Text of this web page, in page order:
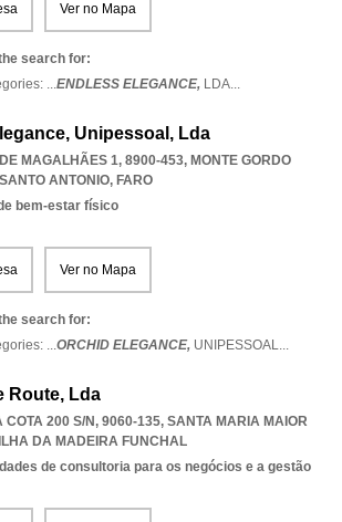
Ver no Mapa
search for:
...ENDLESS ELEGANCE, LDA...
Unipessoal, Lda
MAGALHÃES 1, 8900-453, MONTE GORDO
ANTONIO, FARO
bem-estar físico
Ver no Mapa
search for:
...ORCHID ELEGANCE, UNIPESSOAL...
Route, Lda
COTA 200 S/N, 9060-135, SANTA MARIA MAIOR
ILHA DA MADEIRA FUNCHAL
de consultoria para os negócios e a gestão